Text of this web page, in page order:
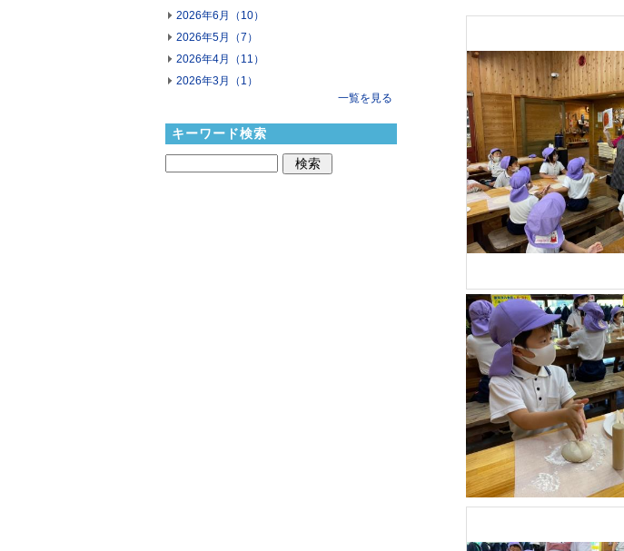
2026年6月（10）
2026年5月（7）
2026年4月（11）
2026年3月（1）
一覧を見る
キーワード検索